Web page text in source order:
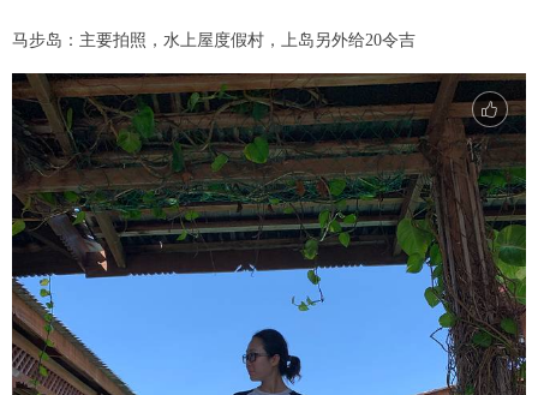
马步岛：主要拍照，水上屋度假村，上岛另外给20令吉